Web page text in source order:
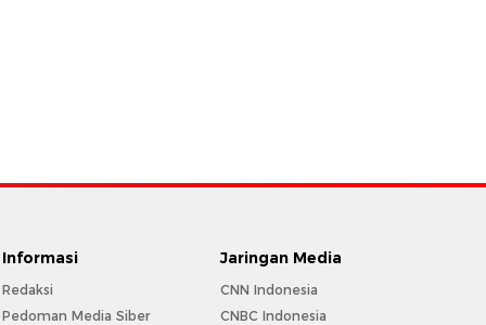
Informasi
Redaksi
Pedoman Media Siber
Jaringan Media
CNN Indonesia
CNBC Indonesia